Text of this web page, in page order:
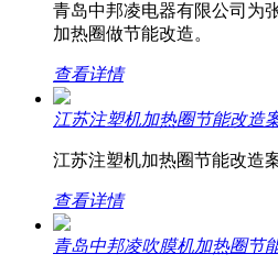
青岛中邦凌电器有限公司为
加热圈做节能改造。
查看详情
江苏注塑机加热圈节能改造
江苏注塑机加热圈节能改造
查看详情
青岛中邦凌吹膜机加热圈节